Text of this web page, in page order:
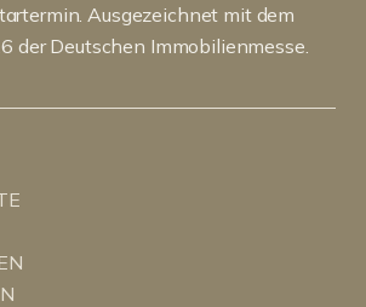
Ausgezeichnet mit dem
der Deutschen Immobilienmesse.